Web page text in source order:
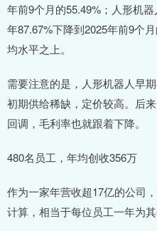
年前9个月的55.49%；人形机
年87.67%下降到2025年前9个
均水平之上。
需要注意的是，人形机器人早
初期供给稀缺，定价较高。后
回调，毛利率也就跟着下降。
480名员工，年均创收356万
作为一家年营收超17亿的公司
计算，相当于每位员工一年为其